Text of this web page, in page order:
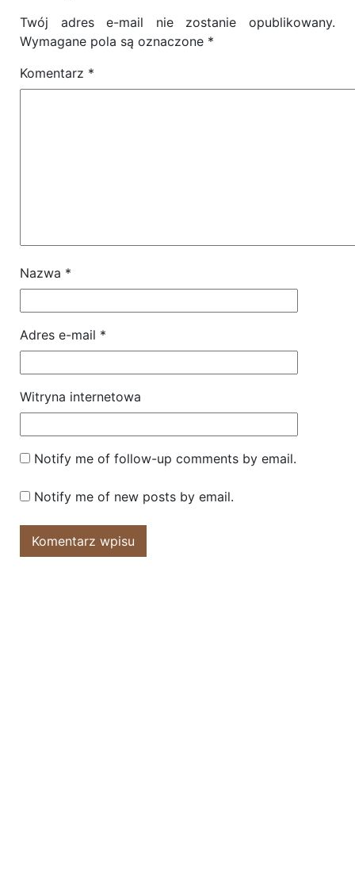
Twój adres e-mail nie zostanie opublikowany.
Wymagane pola są oznaczone *
Komentarz *
Nazwa *
Adres e-mail *
Witryna internetowa
Notify me of follow-up comments by email.
Notify me of new posts by email.